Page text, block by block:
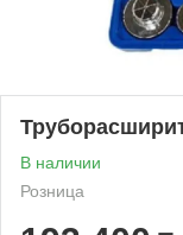
В наличии
Розница